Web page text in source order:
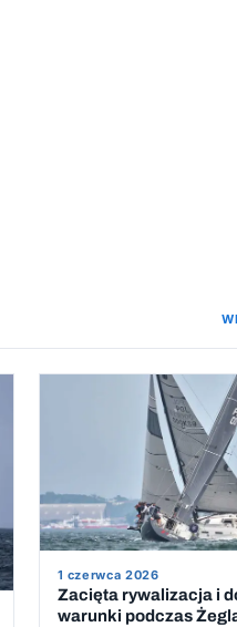
1 czerwca 2026
Zacięta rywalizacja i
warunki podczas